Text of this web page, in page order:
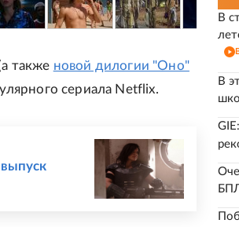
также новой дилогии "Оно"
сериала Netflix.
В
В